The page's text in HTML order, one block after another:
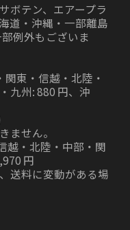
ボテン、エアープラ
道・沖縄・一部離島
例外もございま
東・信越・北陸・
九州: 880 円、沖
ません。
越・北陸・中部・関
円
送料に変動がある場